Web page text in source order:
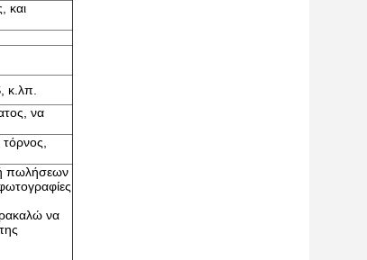
και
κ.λπ.
να
πωλήσεων
να